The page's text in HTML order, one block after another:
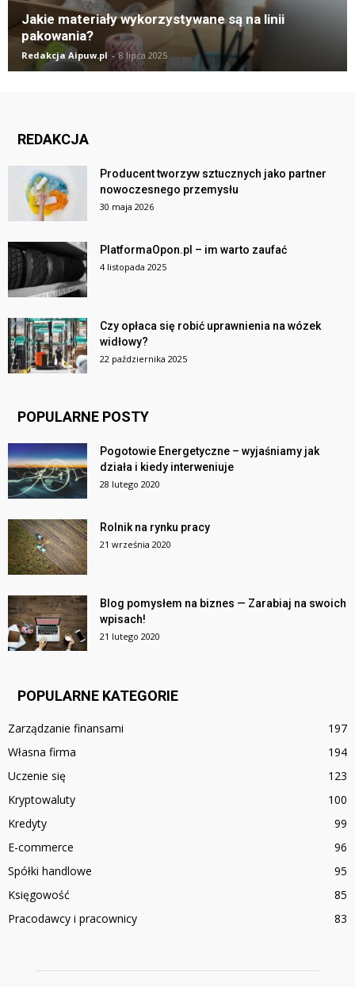
Jakie materiały wykorzystywane są na linii
pakowania?
Redakcja Aipuw.pl - 8 lipca 2025
REDAKCJA
Producent tworzyw sztucznych jako partner
nowoczesnego przemysłu
30 maja 2026
PlatformaOpon.pl – im warto zaufać
4 listopada 2025
Czy opłaca się robić uprawnienia na wózek
widłowy?
22 października 2025
POPULARNE POSTY
Pogotowie Energetyczne – wyjaśniamy jak
działa i kiedy interweniuje
28 lutego 2020
Rolnik na rynku pracy
21 września 2020
Blog pomysłem na biznes — Zarabiaj na swoich
wpisach!
21 lutego 2020
POPULARNE KATEGORIE
Zarządzanie finansami
197
Własna firma
194
Uczenie się
123
Kryptowaluty
100
Kredyty
99
E-commerce
96
Spółki handlowe
95
Księgowość
85
Pracodawcy i pracownicy
83